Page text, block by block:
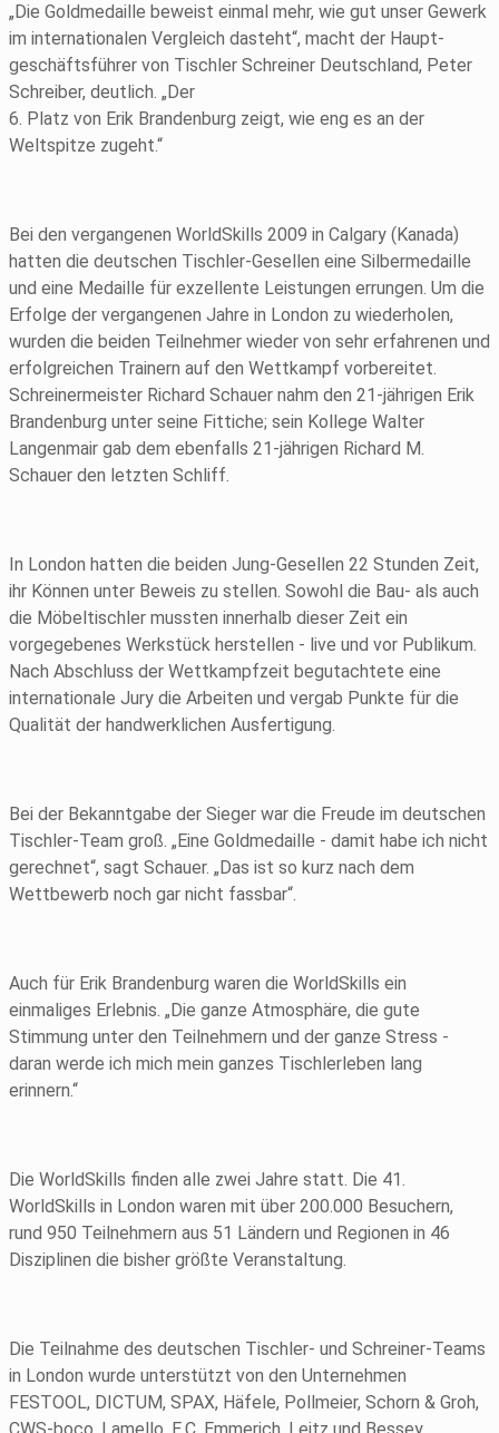
„Die Goldmedaille beweist einmal mehr, wie gut unser Ge­werk
im internationalen Vergleich dasteht“, macht der Haupt­
geschäftsführer von Tischler Schreiner Deutschland, Peter
Schreiber, deutlich. „Der
6. Platz von Erik Brandenburg zeigt, wie eng es an der
Weltspitze zugeht.“
Bei den vergangenen WorldSkills 2009 in Calgary (Kanada)
hatten die deut­schen Tischler-Gesellen eine Silbermedaille
und eine Medaille für exzellente Leistungen errungen. Um die
Erfolge der vergangenen Jahre in London zu wiederholen,
wurden die beiden Teilnehmer wieder von sehr erfahrenen und
erfolgreichen Trainern auf den Wettkampf vorbereitet.
Schreiner­meister Richard Schauer nahm den 21-jährigen Erik
Brandenburg unter seine Fittiche; sein Kollege Walter
Langenmair gab dem ebenfalls 21-jährigen Richard M.
Schauer den letzten Schliff.
In London hatten die beiden Jung-Gesellen 22 Stunden Zeit,
ihr Können unter Beweis zu stellen. Sowohl die Bau- als auch
die Möbeltischler mussten innerhalb dieser Zeit ein
vorgegebenes Werkstück herstellen - live und vor Publikum.
Nach Abschluss der Wettkampfzeit begutachtete eine
internationale Jury die Arbeiten und vergab Punkte für die
Qualität der handwerklichen Ausfertigung.
Bei der Bekanntgabe der Sieger war die Freude im deutschen
Tischler-Team groß. „Eine Goldmedaille - damit habe ich nicht
gerechnet“, sagt Schauer. „Das ist so kurz nach dem
Wettbewerb noch gar nicht fassbar“.
Auch für Erik Brandenburg waren die WorldSkills ein
einmaliges Erlebnis. „Die ganze Atmosphäre, die gute
Stimmung unter den Teilnehmern und der ganze Stress -
daran werde ich mich mein ganzes Tisch­lerleben lang
erinnern.“
Die WorldSkills finden alle zwei Jahre statt. Die 41.
WorldSkills in London waren mit über 200.000 Besuchern,
rund 950 Teilnehmern aus 51 Ländern und Regionen in 46
Disziplinen die bisher größte Veranstaltung.
Die Teilnahme des deutschen Tischler- und Schreiner-Teams
in London wurde unterstützt von den Unternehmen
FESTOOL, DICTUM, SPAX, Häfele, Pollmeier, Schorn & Groh,